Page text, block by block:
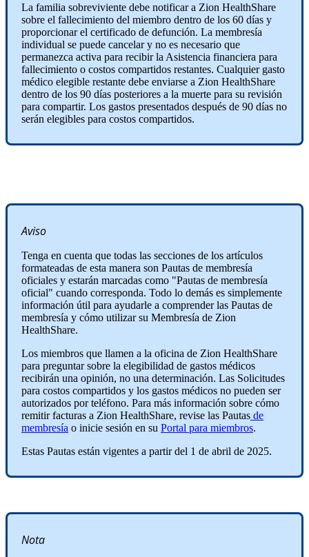
La familia sobreviviente debe notificar a Zion HealthShare
sobre el fallecimiento del miembro dentro de los 60 días y
proporcionar el certificado de defunción. La membresía
individual se puede cancelar y no es necesario que
permanezca activa para recibir la Asistencia financiera para
fallecimiento o costos compartidos restantes. Cualquier gasto
médico elegible restante debe enviarse a Zion HealthShare
dentro de los 90 días posteriores a la muerte para su revisión
para compartir. Los gastos presentados después de 90 días no
serán elegibles para costos compartidos.
Aviso
Tenga en cuenta que todas las secciones de los artículos
formateadas de esta manera son Pautas de membresía
oficiales y estarán marcadas como "Pautas de membresía
oficial" cuando corresponda. Todo lo demás es simplemente
información útil para ayudarle a comprender las Pautas de
membresía y cómo utilizar su Membresía de Zion
HealthShare.
Los miembros que llamen a la oficina de Zion HealthShare
para preguntar sobre la elegibilidad de gastos médicos
recibirán una opinión, no una determinación. Las Solicitudes
para costos compartidos y los gastos médicos no pueden ser
autorizados por teléfono. Para más información sobre cómo
remitir facturas a Zion HealthShare, revise las Pautas de
membresía o inicie sesión en su Portal para miembros.
Estas Pautas están vigentes a partir del 1 de abril de 2025.
Nota